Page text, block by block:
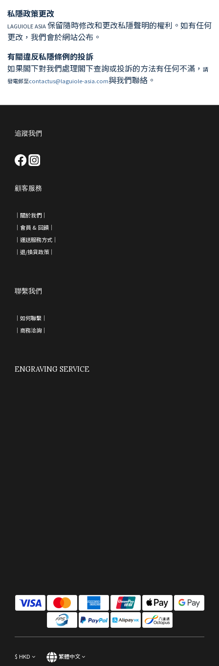
私隱政策更改
LAGUIOLE ASIA保留隨時修改和更改私隱聲明的權利。如有任何
更改，我們會於網站公布。
有關違反私隱條例的投訴
如果閣下對我們處理閣下查詢或投訴的方法有任何不滿， 請
發電郵至contactus@laguiole-asia.com與我們聯絡。
追蹤我們
顧客服務
｜ 關於我們 ｜
｜會員 & 回饋 ｜
｜運送服務方式｜
｜退/換貨政策｜
聯繫我們
｜如何聯繫｜
｜ 商務洽詢 ｜
ENGRAVING SERVICE
$ HKD 繁體中文